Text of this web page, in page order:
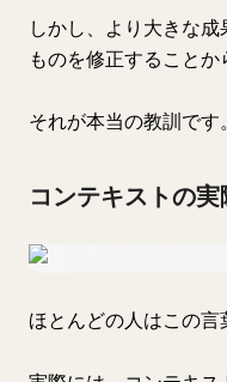
しかし、より大きな
ものを修正することか
それが本当の教訓です。
コンテキストの
ほとんどの人はこの言